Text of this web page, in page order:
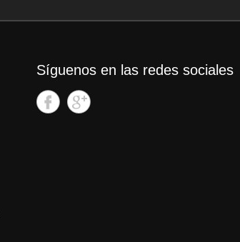
Síguenos en las redes sociales